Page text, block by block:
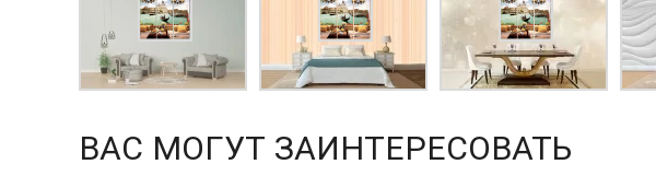
ВАС МОГУТ ЗАИНТЕРЕСОВАТЬ